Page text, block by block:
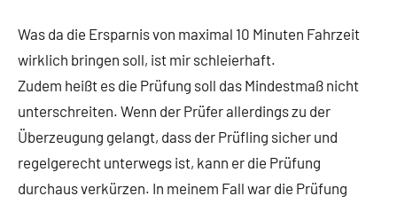
Was da die Ersparnis von maximal 10 Minuten Fahrzeit
wirklich bringen soll, ist mir schleierhaft.
Zudem heißt es die Prüfung soll das Mindestmaß nicht
unterschreiten. Wenn der Prüfer allerdings zu der
Überzeugung gelangt, dass der Prüfling sicher und
regelgerecht unterwegs ist, kann er die Prüfung
durchaus verkürzen. In meinem Fall war die Prüfung